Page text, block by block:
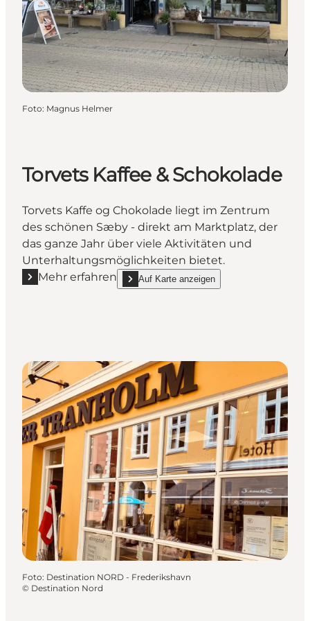
Foto: Magnus Helmer
Torvets Kaffee & Schokolade
Torvets Kaffe og Chokolade liegt im Zentrum
des schönen Sæby - direkt am Marktplatz, der
das ganze Jahr über viele Aktivitäten und
Unterhaltungsmöglichkeiten bietet.
Mehr erfahren
Mehr erfahren "Torvets Kaffee & Schokolade"
Auf Karte anzeigen
show Torvets Kaffee & Schokolade on_map
Foto: Destination NORD - Frederikshavn
© Destination Nord